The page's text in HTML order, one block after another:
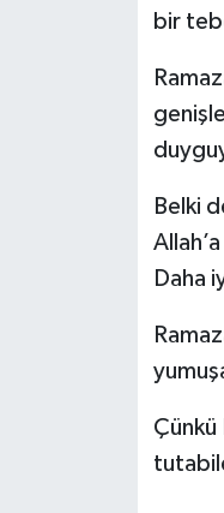
bir
Belki
Daha
Çünkü